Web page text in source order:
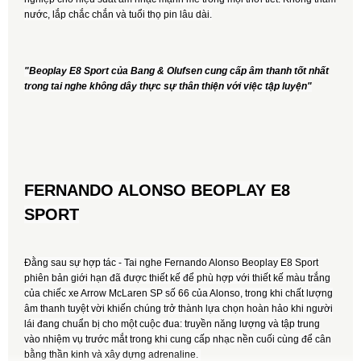
nước, lắp chắc chắn và tuổi thọ pin lâu dài.
"Beoplay E8 Sport của Bang & Olufsen cung cấp âm thanh tốt nhất
trong tai nghe không dây thực sự thân thiện với việc tập luyện"
FERNANDO ALONSO BEOPLAY E8
SPORT
Đằng sau sự hợp tác - Tai nghe Fernando Alonso Beoplay E8 Sport
phiên bản giới hạn đã được thiết kế để phù hợp với thiết kế màu trắng
của chiếc xe Arrow McLaren SP số 66 của Alonso, trong khi chất lượng
âm thanh tuyệt vời khiến chúng trở thành lựa chọn hoàn hảo khi người
lái đang chuẩn bị cho một cuộc đua: truyền năng lượng và tập trung
vào nhiệm vụ trước mắt trong khi cung cấp nhạc nền cuối cùng để cân
bằng thần kinh và xây dựng adrenaline.